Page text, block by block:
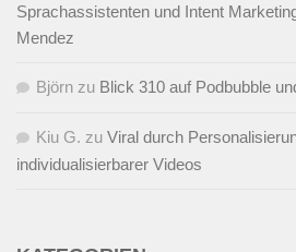
Sprachassistenten und Intent
Mendez
Björn zu Blick 310 auf Podbubble
Kiu G. zu Viral durch
individualisierbarer Videos